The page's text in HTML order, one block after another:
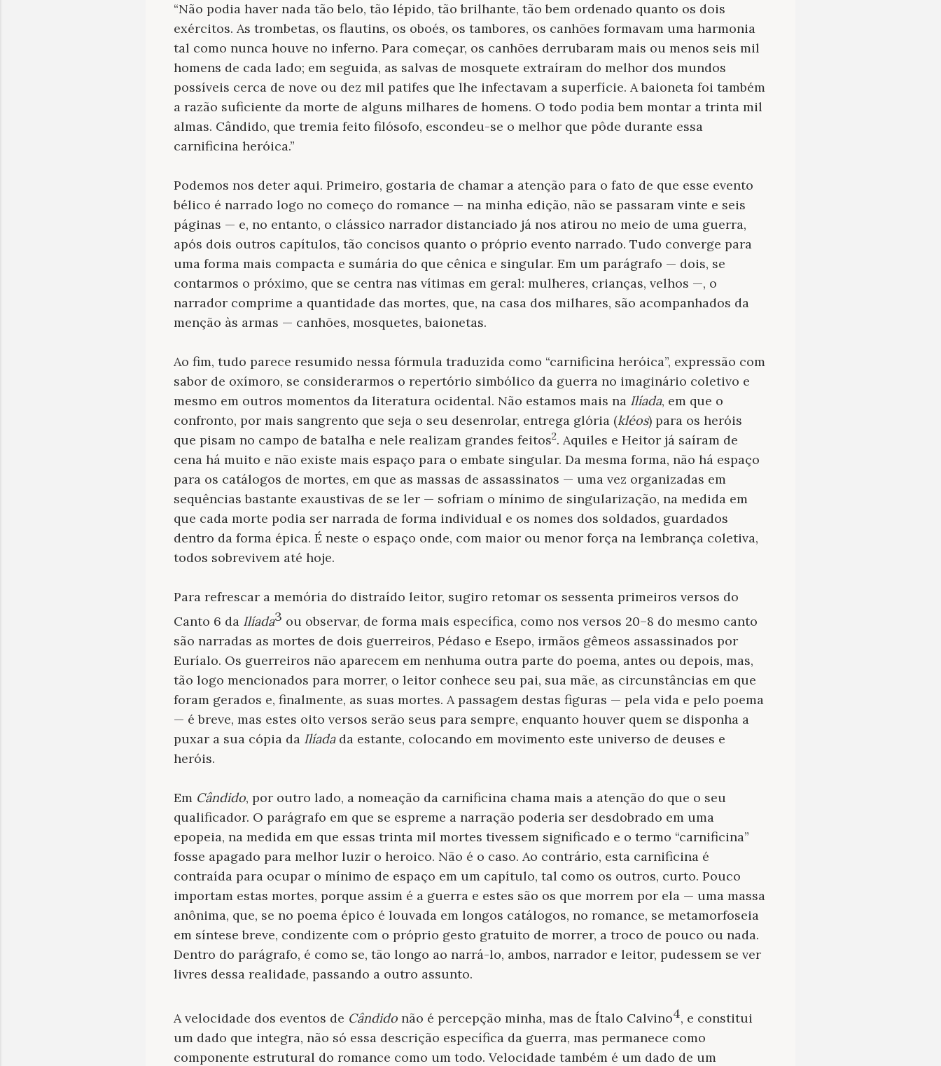
“Não podia haver nada tão belo, tão lépido, tão brilhante, tão bem ordenado quanto os dois
exércitos. As trombetas, os flautins, os oboés, os tambores, os canhões formavam uma harmonia
tal como nunca houve no inferno. Para começar, os canhões derrubaram mais ou menos seis mil
homens de cada lado; em seguida, as salvas de mosquete extraíram do melhor dos mundos
possíveis cerca de nove ou dez mil patifes que lhe infectavam a superfície. A baioneta foi também
a razão suficiente da morte de alguns milhares de homens. O todo podia bem montar a trinta mil
almas. Cândido, que tremia feito filósofo, escondeu-se o melhor que pôde durante essa
carnificina heróica.”
Podemos nos deter aqui. Primeiro, gostaria de chamar a atenção para o fato de que esse evento
bélico é narrado logo no começo do romance — na minha edição, não se passaram vinte e seis
páginas — e, no entanto, o clássico narrador distanciado já nos atirou no meio de uma guerra,
após dois outros capítulos, tão concisos quanto o próprio evento narrado. Tudo converge para
uma forma mais compacta e sumária do que cênica e singular. Em um parágrafo — dois, se
contarmos o próximo, que se centra nas vítimas em geral: mulheres, crianças, velhos —, o
narrador comprime a quantidade das mortes, que, na casa dos milhares, são acompanhados da
menção às armas — canhões, mosquetes, baionetas.
Ao fim, tudo parece resumido nessa fórmula traduzida como “carnificina heróica”, expressão com
sabor de oxímoro, se considerarmos o repertório simbólico da guerra no imaginário coletivo e
mesmo em outros momentos da literatura ocidental. Não estamos mais na Ilíada, em que o
confronto, por mais sangrento que seja o seu desenrolar, entrega glória (kléos) para os heróis
que pisam no campo de batalha e nele realizam grandes feitos2. Aquiles e Heitor já saíram de
cena há muito e não existe mais espaço para o embate singular. Da mesma forma, não há espaço
para os catálogos de mortes, em que as massas de assassinatos — uma vez organizadas em
sequências bastante exaustivas de se ler — sofriam o mínimo de singularização, na medida em
que cada morte podia ser narrada de forma individual e os nomes dos soldados, guardados
dentro da forma épica. É neste o espaço onde, com maior ou menor força na lembrança coletiva,
todos sobrevivem até hoje.
Para refrescar a memória do distraído leitor, sugiro retomar os sessenta primeiros versos do
Canto 6 da Ilíada3 ou observar, de forma mais específica, como nos versos 20–8 do mesmo canto
são narradas as mortes de dois guerreiros, Pédaso e Esepo, irmãos gêmeos assassinados por
Euríalo. Os guerreiros não aparecem em nenhuma outra parte do poema, antes ou depois, mas,
tão logo mencionados para morrer, o leitor conhece seu pai, sua mãe, as circunstâncias em que
foram gerados e, finalmente, as suas mortes. A passagem destas figuras — pela vida e pelo poema
— é breve, mas estes oito versos serão seus para sempre, enquanto houver quem se disponha a
puxar a sua cópia da Ilíadada estante, colocando em movimento este universo de deuses e
heróis.
Em Cândido, por outro lado, a nomeação da carnificina chama mais a atenção do que o seu
qualificador. O parágrafo em que se espreme a narração poderia ser desdobrado em uma
epopeia, na medida em que essas trinta mil mortes tivessem significado e o termo “carnificina”
fosse apagado para melhor luzir o heroico. Não é o caso. Ao contrário, esta carnificina é
contraída para ocupar o mínimo de espaço em um capítulo, tal como os outros, curto. Pouco
importam estas mortes, porque assim é a guerra e estes são os que morrem por ela — uma massa
anônima, que, se no poema épico é louvada em longos catálogos, no romance, se metamorfoseia
em síntese breve, condizente com o próprio gesto gratuito de morrer, a troco de pouco ou nada.
Dentro do parágrafo, é como se, tão longo ao narrá-lo, ambos, narrador e leitor, pudessem se ver
livres dessa realidade, passando a outro assunto.
A velocidade dos eventos de Cândido não é percepção minha, mas de Ítalo Calvino4, e constitui
um dado que integra, não só essa descrição específica da guerra, mas permanece como
componente estrutural do romance como um todo. Velocidade também é um dado de um